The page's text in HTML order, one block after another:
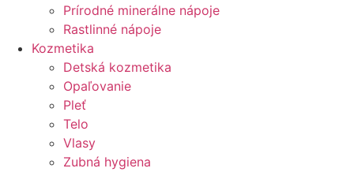
Prírodné minerálne nápoje
Rastlinné nápoje
Kozmetika
Detská kozmetika
Opaľovanie
Pleť
Telo
Vlasy
Zubná hygiena